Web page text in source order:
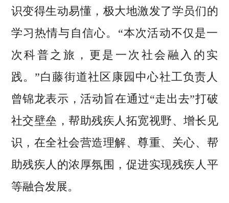
识变得生动易懂，极大地激发了学员们的
学习热情与自信心。“本次活动不仅是一
次科普之旅，更是一次社会融入的实
践。”白藤街道社区康园中心社工负责人
曾锦龙表示，活动旨在通过“走出去”打破
社交壁垒，帮助残疾人拓宽视野、增长见
识，在全社会营造理解、尊重、关心、帮
助残疾人的浓厚氛围，促进实现残疾人平
等融合发展。